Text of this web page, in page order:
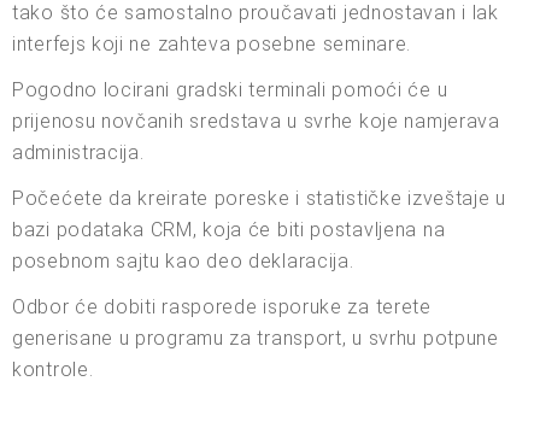
tako što će samostalno proučavati jednostavan i lak
interfejs koji ne zahteva posebne seminare.
Pogodno locirani gradski terminali pomoći će u
prijenosu novčanih sredstava u svrhe koje namjerava
administracija.
Počećete da kreirate poreske i statističke izveštaje u
bazi podataka CRM, koja će biti postavljena na
posebnom sajtu kao deo deklaracija.
Odbor će dobiti rasporede isporuke za terete
generisane u programu za transport, u svrhu potpune
kontrole.